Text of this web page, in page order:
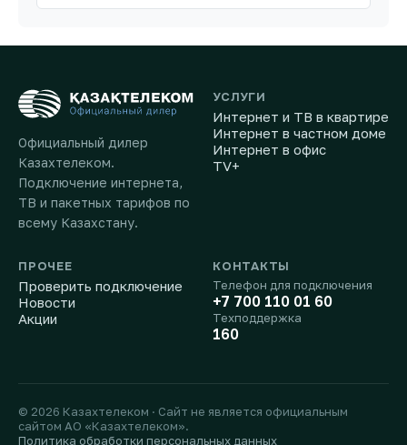
Официальный дилер
Казахтелеком.
Подключение интернета,
ТВ и пакетных тарифов по
всему Казахстану.
УСЛУГИ
Интернет и ТВ в квартире
Интернет в частном доме
Интернет в офис
TV+
ПРОЧЕЕ
Проверить подключение
Новости
Акции
КОНТАКТЫ
Телефон для подключения
+7 700 110 01 60
Техподдержка
160
© 2026 Казахтелеком · Сайт не является официальным
сайтом АО «Казахтелеком».
Политика обработки персональных данных